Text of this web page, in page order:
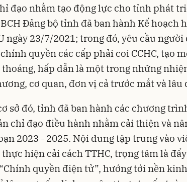
đạo nhằm tạo động lực cho tỉnh phát
Đảng bộ tỉnh đã ban hành Kế hoạch
ngày 23/7/2021; trong đó, yêu cầu
quyền các cấp phải coi CCHC, tạo
hấp dẫn là một trong những
cơ quan, đơn vị cả trước mắt và lâu
sở đó, tỉnh đã ban hành các chương
chỉ đạo điều hành nhằm cải thiện và
2023 - 2025. Nội dung tập trung vào
hiện cải cách TTHC, trọng tâm là
quyền điện tử”, hướng tới nền kinh